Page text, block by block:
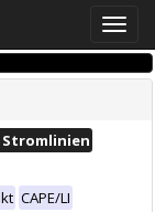
Toggle
Stromlinien
CAPE/LI